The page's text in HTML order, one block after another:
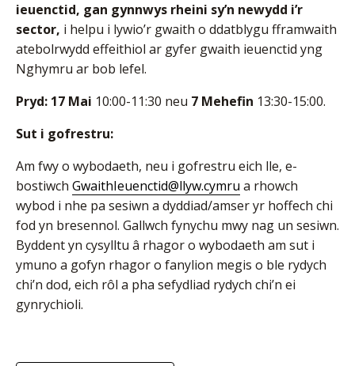
ieuenctid, gan gynnwys rheini sy’n newydd i’r
sector, i helpu i lywio’r gwaith o ddatblygu fframwaith
atebolrwydd effeithiol ar gyfer gwaith ieuenctid yng
Nghymru ar bob lefel.
Pryd: 17 Mai 10:00-11:30 neu 7 Mehefin 13:30-15:00.
Sut i gofrestru:
Am fwy o wybodaeth, neu i gofrestru eich lle, e-
bostiwch GwaithIeuenctid@llyw.cymru a rhowch
wybod i nhe pa sesiwn a dyddiad/amser yr hoffech chi
fod yn bresennol. Gallwch fynychu mwy nag un sesiwn.
Byddent yn cysylltu â rhagor o wybodaeth am sut i
ymuno a gofyn rhagor o fanylion megis o ble rydych
chi’n dod, eich rôl a pha sefydliad rydych chi’n ei
gynrychioli.